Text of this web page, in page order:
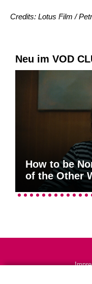
Credits: Lotus Film /
Neu im VOD
How to be
of the Other